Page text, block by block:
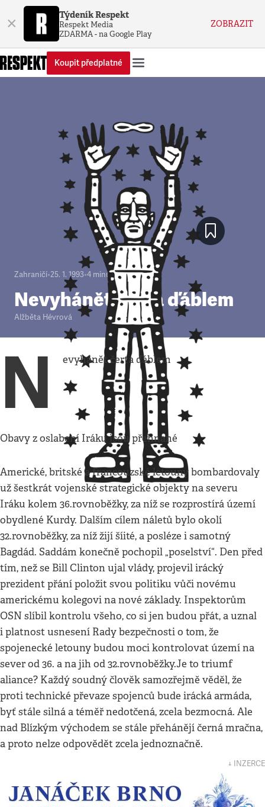
× Týdeník Respekt
Respekt Media
ZDARMA - na Google Play
ZOBRAZIT
Koupit předplatné
Zahraničí•25. 1. 1993•4 minuty
Nevyhánět čerta ďáblem
Alžběta Hévrová
N evyhánět čerta ďáblem
Obavy z oslabení Iráku jsou přehnané
Americké, britské a francouzské letouny bombardovaly
už šestkrát vojenské strategické objekty na severu
Iráku kolem 36.rovnoběžky, za níž se rozprostírá území
obydlené Kurdy. Dalším cílem náletů bylo okolí
32.rovnoběžky, za níž žijí šíité, a posléze i samotný
Bagdád. Saddám konečně pochopil „poselství“. Den před
tím, než se Bill Clinton ujal vlády, projevil irácký
prezident přání položit svou politiku vůči novému
americkému kolegovi na nové základy. Inspektorům
OSN slíbil kontrolu všeho, co si jen budou přát, a uznal
i platnost usnesení Rady bezpečnosti o tom, že
spojenecké letouny budou moci kontrolovat území na
sever od 36. a na jih od 32.rovnoběžky.Je to triumf
aliance? Každý soudný člověk samozřejmě věděl, že
proti technické převaze spojenců bude irácká armáda,
byť stále silná a téměř nedotčená, zcela bezmocná. Ale
nad Blízkým východem se stále přehánějí černá mračna,
a proto nelze odpovědět zcela jednoznačně.
↓ INZERCE